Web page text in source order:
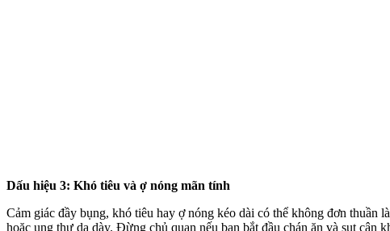
Dấu hiệu 3: Khó tiêu và ợ nóng mãn tính
Cảm giác đầy bụng, khó tiêu hay ợ nóng kéo dài có thể không đơn thuần
hoặc ung thư dạ dày. Đừng chủ quan nếu bạn bắt đầu chán ăn và sụt cân